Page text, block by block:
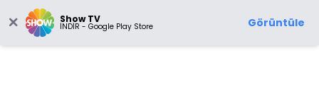
Show TV
İNDİR - Google Play Store Görüntüle